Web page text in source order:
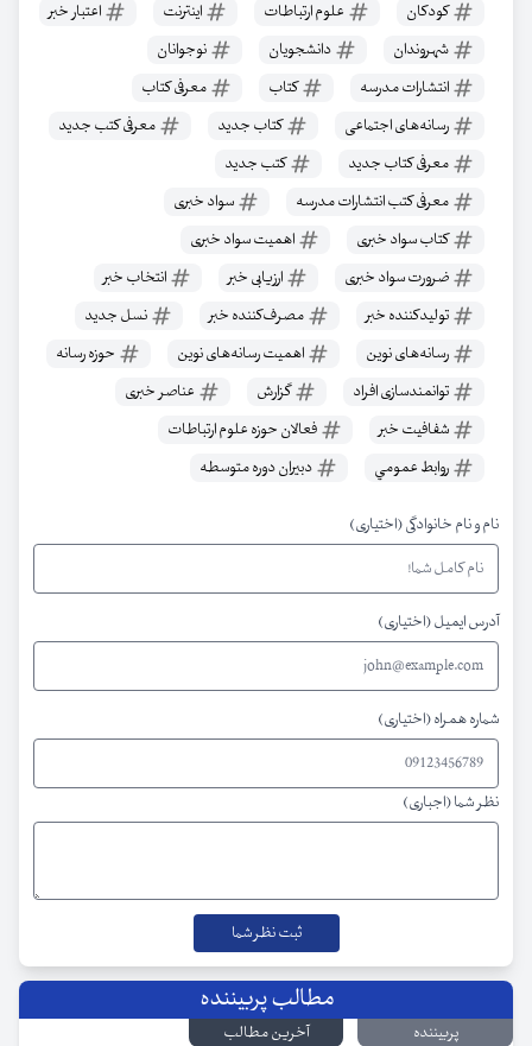
کودکان علوم ارتباطات اینترنت
اعتبار خبر
شهروندان
دانشجویان
نوجوانان
انتشارات مدرسه
کتاب
معرفی کتاب
رسانه‌های اجتماعی
کتاب جدید
معرفی کتب جدید
معرفی کتاب جدید
کتب جدید
معرفی کتب انتشارات مدرسه
سواد خبری
کتاب سواد خبری
اهمیت سواد خبری
ضرورت سواد خبری
ارزیابی خبر
انتخاب خبر
تولیدکننده خبر
مصرف‌کننده خبر
نسل جدید
رسانه‌های نوین
اهمیت رسانه‌های نوین
حوزه رسانه
توانمندسازی افراد
گزارش
عناصر خبری
شفافیت خبر
فعالان حوزه علوم ارتباطات
روابط عمومي
دبيران دوره متوسطه
نام و نام خانوادگی (اختیاری)
آدرس ایمیل (اختیاری)
شماره همراه (اختیاری)
نظر شما (اجباری)
مطالب پربیننده
پربیننده
آخرین مطالب